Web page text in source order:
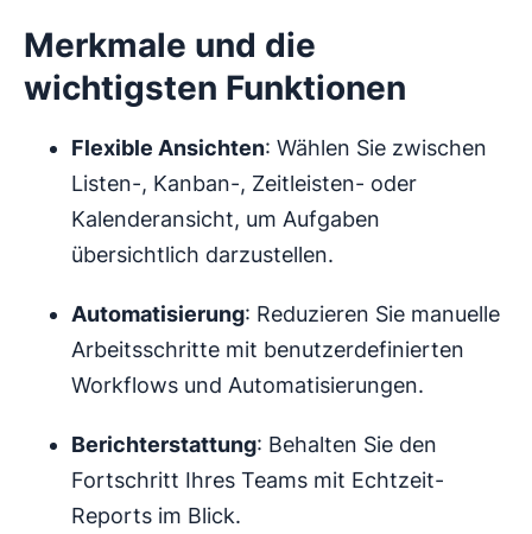
Merkmale und die
wichtigsten Funktionen
Flexible Ansichten: Wählen Sie zwischen
Listen-, Kanban-, Zeitleisten- oder
Kalenderansicht, um Aufgaben
übersichtlich darzustellen.
Automatisierung: Reduzieren Sie manuelle
Arbeitsschritte mit benutzerdefinierten
Workflows und Automatisierungen.
Berichterstattung: Behalten Sie den
Fortschritt Ihres Teams mit Echtzeit-
Reports im Blick.